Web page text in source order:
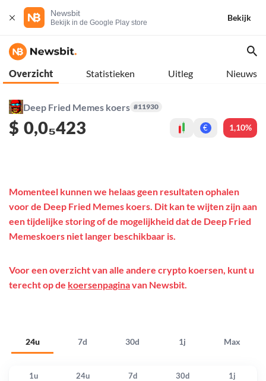
Newsbit
Bekijk in de Google Play store
Bekijk
Overzicht Statistieken Uitleg Nieuws
Deep Fried Memes koers #11930
$ 0,0₅423 € 1,10%
24u 7d 30d 1j Max
Momenteel kunnen we helaas geen resultaten ophalen
voor de Deep Fried Memes koers. Dit kan te wijten zijn aan
een tijdelijke storing of de mogelijkheid dat de Deep Fried
Memeskoers niet langer beschikbaar is.
Voor een overzicht van alle andere crypto koersen, kunt u
terecht op de koersenpaginavan Newsbit.
1u 24u 7d 30d 1j